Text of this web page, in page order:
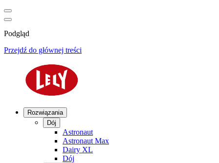
Podgląd
Przejdź do głównej treści
Rozwiązania
Dój
Astronaut
Astronaut Max
Dairy XL
Dój